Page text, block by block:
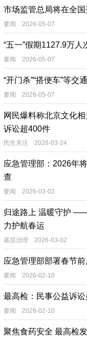
市场监管总局将在全
要闻 2026-05-07
“五一”假期1127.9万人
要闻 2026-05-07
“开门杀”“搭便车”等交
要闻 2026-05-07
网民爆料称北京文化
诉讼超400件
民生关注 2026-03-24
应急管理部：2026年
查
要闻 2026-03-02
归途路上 温暖守护
力护航春运
基层治理 2026-03-02
应急管理部部署春节
要闻 2026-02-10
最高检：民事公益诉
要闻 2026-02-10
聚焦食药安全 最高检